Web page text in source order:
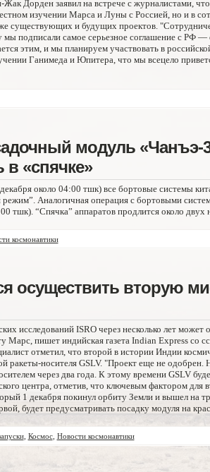
Дорден заявил на встрече с журналистами, что
изучении Марса и Луны с Россией, но и в
существующих и будущих проектов.
подписали самое серьезное соглашение с РФ
этим, и мы планируем участвовать в
Ганимеда и Юпитера, что мы всецело
модуль «Чанъэ-
в «спячке»
около 04:00 тшк) все бортовые системы
Аналогичная операция с бортовыми
тшк). “Спячка” аппаратов продлится около двух
космонавтики
осуществить вторую
исследований ISRO через несколько лет
Марс, пишет индийская газета Indian Express со
отметил, что второй в истории Индии
ракеты-носителя GSLV. "Проект еще не
через два года. К этому времени GSLV
центра, отметив, что ключевым фактором
1 декабря покинул орбиту Земли и вышел на
будет предусматривать посадку модуля на
, Космос, Новости космонавтики